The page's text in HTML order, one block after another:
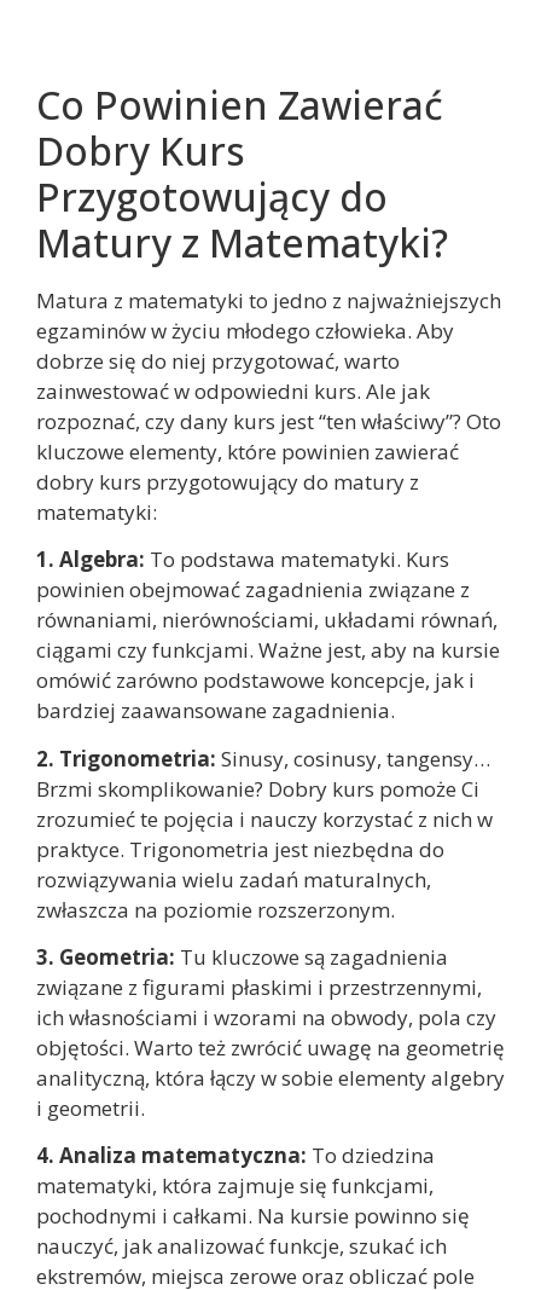
Co Powinien Zawierać
Dobry Kurs
Przygotowujący do
Matury z Matematyki?
Matura z matematyki to jedno z najważniejszych
egzaminów w życiu młodego człowieka. Aby
dobrze się do niej przygotować, warto
zainwestować w odpowiedni kurs. Ale jak
rozpoznać, czy dany kurs jest “ten właściwy”? Oto
kluczowe elementy, które powinien zawierać
dobry kurs przygotowujący do matury z
matematyki:
1. Algebra: To podstawa matematyki. Kurs
powinien obejmować zagadnienia związane z
równaniami, nierównościami, układami równań,
ciągami czy funkcjami. Ważne jest, aby na kursie
omówić zarówno podstawowe koncepcje, jak i
bardziej zaawansowane zagadnienia.
2. Trigonometria: Sinusy, cosinusy, tangensy…
Brzmi skomplikowanie? Dobry kurs pomoże Ci
zrozumieć te pojęcia i nauczy korzystać z nich w
praktyce. Trigonometria jest niezbędna do
rozwiązywania wielu zadań maturalnych,
zwłaszcza na poziomie rozszerzonym.
3. Geometria: Tu kluczowe są zagadnienia
związane z figurami płaskimi i przestrzennymi,
ich własnościami i wzorami na obwody, pola czy
objętości. Warto też zwrócić uwagę na geometrię
analityczną, która łączy w sobie elementy algebry
i geometrii.
4. Analiza matematyczna: To dziedzina
matematyki, która zajmuje się funkcjami,
pochodnymi i całkami. Na kursie powinno się
nauczyć, jak analizować funkcje, szukać ich
ekstremów, miejsca zerowe oraz obliczać pole